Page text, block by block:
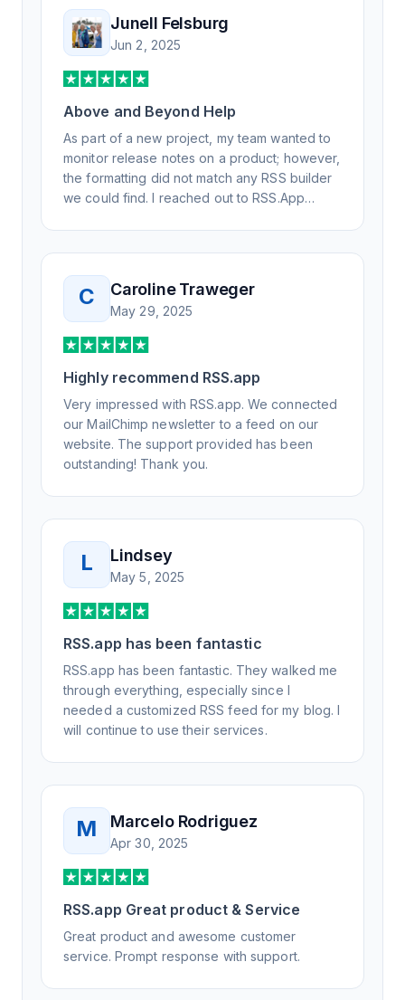
RSS feed needs. Our trucking news hub
website couldn't work without it. Thank you.
Junell Felsburg
Jun 2, 2025
Above and Beyond Help
As part of a new project, my team wanted to
monitor release notes on a product; however,
the formatting did not match any RSS builder
we could find. I reached out to RSS.App
day, but I spoke to someone who was
knowledgeable, kind, and clearly wanted to
understand the issue. It has been a few
weeks, but after many revisions and direct
support, all of my release notes are in a way
that my users understand and find value in.
Honestly, it has been an exceptional
experience, and I will be pushing everyone I
know to RSS.app for their RSS needs.
C Caroline Traweger
May 29, 2025
Highly recommend RSS.app
Very impressed with RSS.app. We connected
our MailChimp newsletter to a feed on our
website. The support provided has been
outstanding! Thank you.
L Lindsey
May 5, 2025
RSS.app has been fantastic
RSS.app has been fantastic. They walked me
through everything, especially since I
needed a customized RSS feed for my blog. I
will continue to use their services.
M Marcelo Rodriguez
Apr 30, 2025
RSS.app Great product & Service
Great product and awesome customer
service. Prompt response with support.